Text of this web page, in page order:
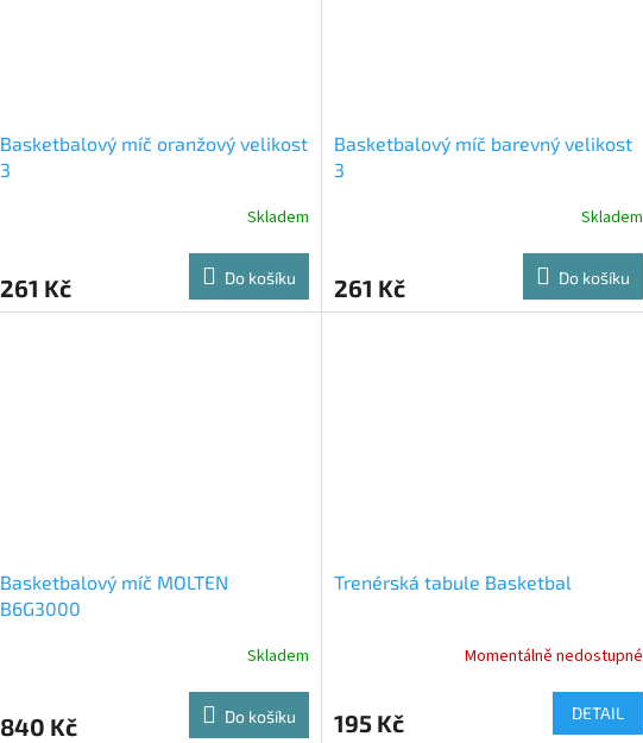
Basketbalový míč oranžový velikost
3
Skladem
261 Kč Do košíku
Basketbalový míč barevný velikost
3
Skladem
261 Kč Do košíku
Basketbalový míč MOLTEN
B6G3000
Skladem
840 Kč Do košíku
Trenérská tabule Basketbal
Momentálně nedostupné
195 Kč DETAIL